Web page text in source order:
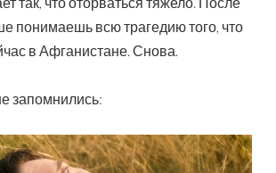
понимаешь всю трагедию того, что
в Афганистане. Снова.
запомнились: